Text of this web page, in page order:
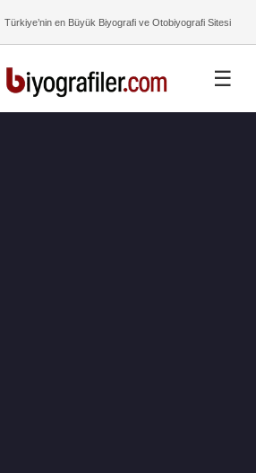
Türkiye’nin en Büyük Biyografi ve Otobiyografi Sitesi
☰